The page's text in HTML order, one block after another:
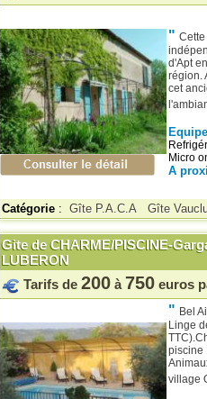
"
d'Apt
région.
cet
Micro
A
Catégorie : Gîte P.A.C.A Gîte
Gite de CHARME/PISCINE-
LUBERON
Tarifs de 200 à 750 euros
" Bel
Linge
piscine
village